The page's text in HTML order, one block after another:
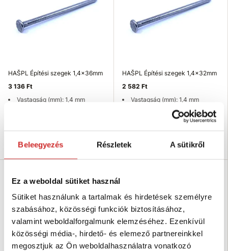
Beleegyezés Részletek A sütikről
Ez a weboldal sütiket használ
Sütiket használunk a tartalmak és hirdetések személyre
szabásához, közösségi funkciók biztosításához,
valamint weboldalforgalmunk elemzéséhez. Ezenkívül
közösségi média-, hirdető- és elemező partnereinkkel
megosztjuk az Ön weboldalhasználatra vonatkozó
HAŠPL Építési szegek 1,4x36mm
3 136 Ft
Vastagság (mm): 1,4 mm
Kosárba
HAŠPL Építési szegek 1,4x32mm
2 582 Ft
Vastagság (mm): 1,4 mm
Hosszúság (mm): 32 mm
Elérhetőség ellenőrzése